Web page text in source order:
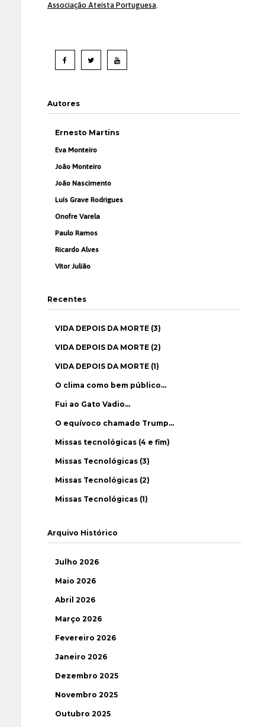
Associação Ateísta Portuguesa.
Autores
Ernesto Martins
Eva Monteiro
João Monteiro
João Nascimento
Luís Grave Rodrigues
Onofre Varela
Paulo Ramos
Ricardo Alves
Vítor Julião
Recentes
VIDA DEPOIS DA MORTE (3)
VIDA DEPOIS DA MORTE (2)
VIDA DEPOIS DA MORTE (1)
O clima como bem público…
Fui ao Gato Vadio…
O equívoco chamado Trump…
Missas tecnológicas (4 e fim)
Missas Tecnológicas (3)
Missas Tecnológicas (2)
Missas Tecnológicas (1)
Arquivo Histórico
Julho 2026
Maio 2026
Abril 2026
Março 2026
Fevereiro 2026
Janeiro 2026
Dezembro 2025
Novembro 2025
Outubro 2025